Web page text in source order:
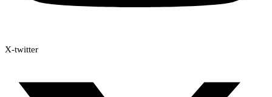
X-twitter